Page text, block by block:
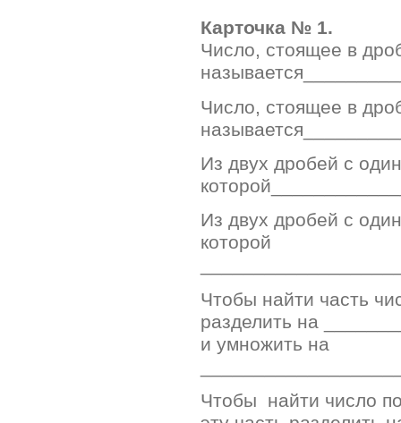
Карточка № 1.
Число, стоящее в
Число, стоящее в
Из двух дробей с
Из двух дробей с
которой
Чтобы найти часть
разделить на
и умножить на
Чтобы найти число